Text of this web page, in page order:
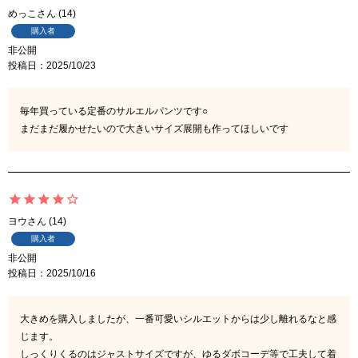
めっこ 14
購入者
非公開
投稿日
2025/10/23
毎年買っている定番のサルエルパンツです○
まだまだ履かせたいので大きいサイズ展開も作ってほしいです
ヨウ 14
購入者
非公開
投稿日
2025/10/16
大きめを購入しましたが、一番可愛いシルエットからは少し離れるなと感
じます。
しっくりくるのはジャストサイズですが、ゆるダボコーデ等で工夫して着